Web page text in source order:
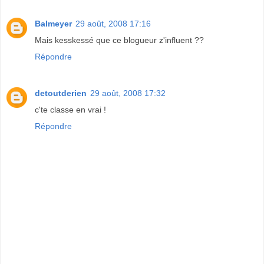
Balmeyer 29 août, 2008 17:16
Mais kesskessé que ce blogueur z'influent ??
Répondre
detoutderien 29 août, 2008 17:32
c'te classe en vrai !
Répondre